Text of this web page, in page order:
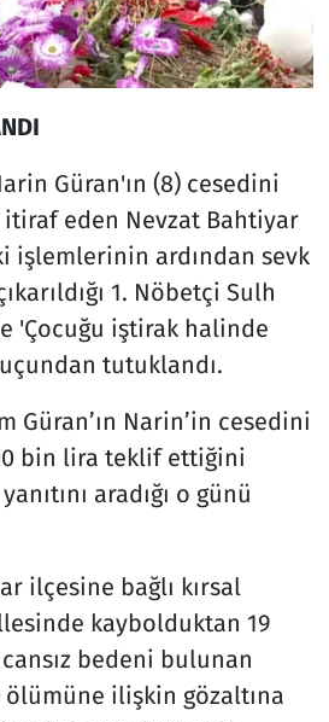
Güran'ın (8) cesedini
eden Nevzat Bahtiyar
işlemlerinin ardından sevk
1. Nöbetçi Sulh
'Çocuğu iştirak halinde
tutuklandı.
Güran’ın Narin’in cesedini
bin lira teklif ettiğini
aradığı o günü
ilçesine bağlı kırsal
kaybolduktan 19
bedeni bulunan
ölümüne ilişkin gözaltına